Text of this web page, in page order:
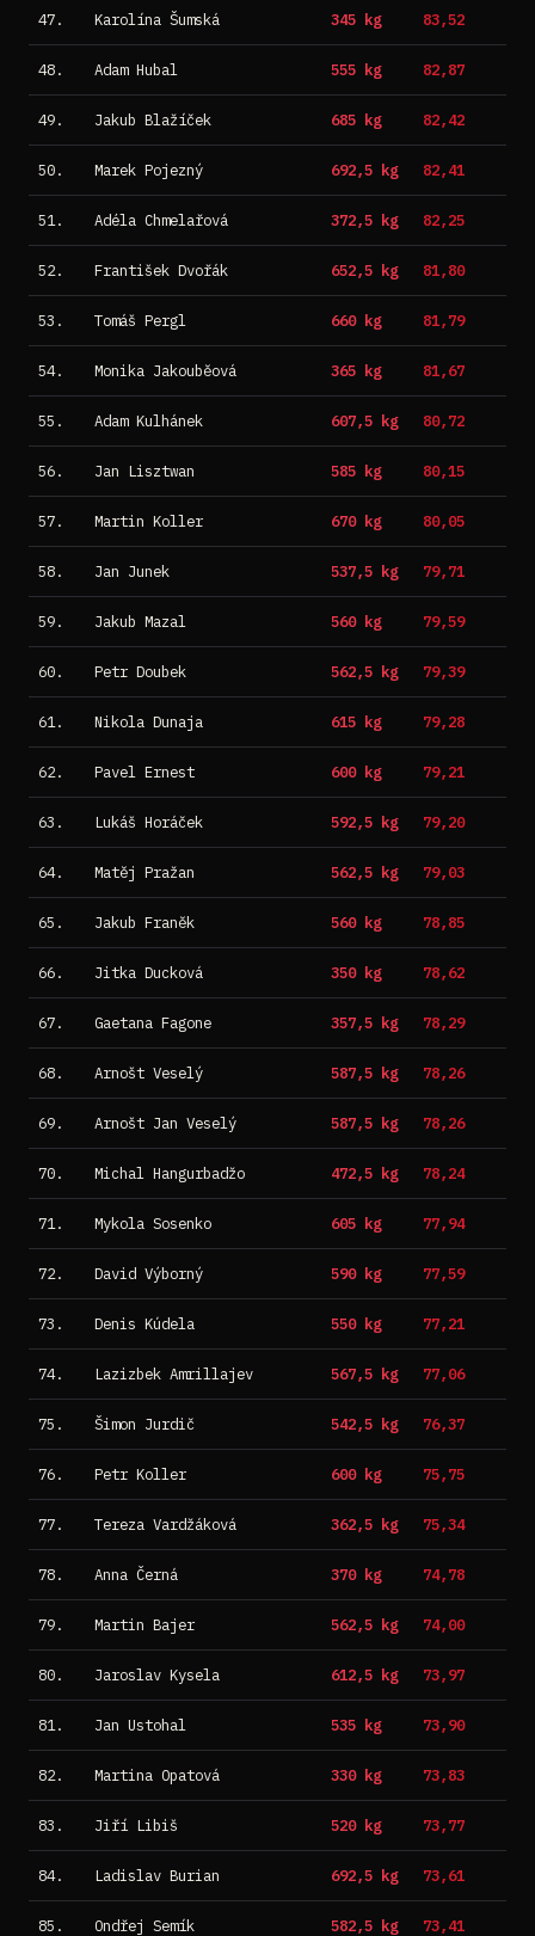
47. Karolína Šumská 345 kg 83,52
48. Adam Hubal 555 kg 82,87
49. Jakub Blažíček 685 kg 82,42
50. Marek Pojezný 692,5 kg 82,41
51. Adéla Chmelařová 372,5 kg 82,25
52. František Dvořák 652,5 kg 81,80
53. Tomáš Pergl 660 kg 81,79
54. Monika Jakouběová 365 kg 81,67
55. Adam Kulhánek 607,5 kg 80,72
56. Jan Lisztwan 585 kg 80,15
57. Martin Koller 670 kg 80,05
58. Jan Junek 537,5 kg 79,71
59. Jakub Mazal 560 kg 79,59
60. Petr Doubek 562,5 kg 79,39
61. Nikola Dunaja 615 kg 79,28
62. Pavel Ernest 600 kg 79,21
63. Lukáš Horáček 592,5 kg 79,20
64. Matěj Pražan 562,5 kg 79,03
65. Jakub Franěk 560 kg 78,85
66. Jitka Ducková 350 kg 78,62
67. Gaetana Fagone 357,5 kg 78,29
68. Arnošt Veselý 587,5 kg 78,26
69. Arnošt Jan Veselý 587,5 kg 78,26
70. Michal Hangurbadžo 472,5 kg 78,24
71. Mykola Sosenko 605 kg 77,94
72. David Výborný 590 kg 77,59
73. Denis Kúdela 550 kg 77,21
74. Lazizbek Amrillajev 567,5 kg 77,06
75. Šimon Jurdič 542,5 kg 76,37
76. Petr Koller 600 kg 75,75
77. Tereza Vardžáková 362,5 kg 75,34
78. Anna Černá 370 kg 74,78
79. Martin Bajer 562,5 kg 74,00
80. Jaroslav Kysela 612,5 kg 73,97
81. Jan Ustohal 535 kg 73,90
82. Martina Opatová 330 kg 73,83
83. Jiří Libiš 520 kg 73,77
84. Ladislav Burian 692,5 kg 73,61
85. Ondřej Semík 582,5 kg 73,41